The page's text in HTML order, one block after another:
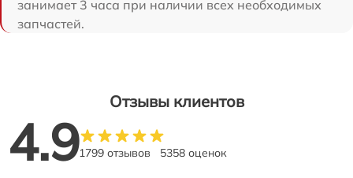
занимает 3 часа при наличии всех необходимых
запчастей.
Отзывы клиентов
4.91799 отзывов 5358 оценок